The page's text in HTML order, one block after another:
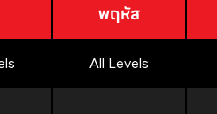
พฤหัส
All Levels